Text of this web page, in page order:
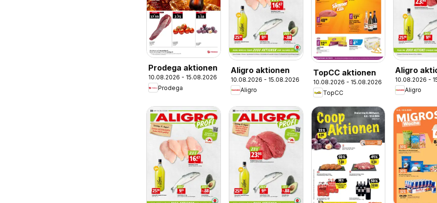
Prodega aktionen
10.08.2026 - 15.08.2026
Prodega
Aligro aktionen
10.08.2026 - 15.08.2026
Aligro
TopCC aktionen
10.08.2026 - 15.08.2026
TopCC
Aligro
Matran,
Sion
10.08.2026 -
Aligro